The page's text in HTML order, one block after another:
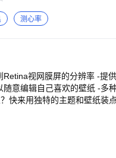
互体验以及视觉效果。 打工
记录此刻心情； Today-每
-木鱼一敲，烦恼全消！快
测心率
后可以一键到达 你还在等什么？快来用独特的主题